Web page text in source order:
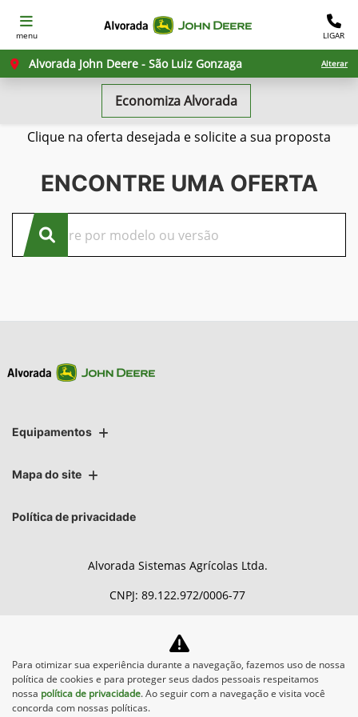
menu LIGAR
Alvorada John Deere - São Luiz Gonzaga Alterar
Economiza Alvorada
Confira nossas ofertas
Clique na oferta desejada e solicite a sua proposta
ENCONTRE UMA OFERTA
Equipamentos
Mapa do site
Política de privacidade
Alvorada Sistemas Agrícolas Ltda.
CNPJ: 89.122.972/0006-77
No trânsito, enxergar o outro
salva vidas.
Para otimizar sua experiência durante a navegação, fazemos uso de nossa
política de cookies e para proteger seus dados pessoais respeitamos
nossa política de privacidade. Ao seguir com a navegação e visita você
concorda com nossas políticas.